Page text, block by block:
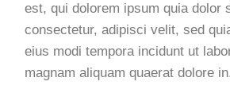
est, qui dolorem ipsum quia dolor
consectetur, adipisci velit, sed
eius modi tempora incidunt ut
magnam aliquam quaerat dolore in.